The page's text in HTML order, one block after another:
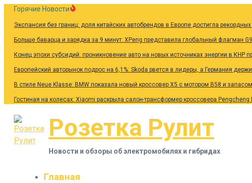
Перейти
Горячие Новости
Экспансия без границ: доля китайских автобрендов в Европе достигла рекордных
Больше баварца и зарядка за 9 минут: XPeng представила глобальный флагман
Конец эпохи субсидий: проникновение авто на новых источниках энергии в КНР
Европейский авторынок подрос на 6,1%: Skoda рвется в лидеры, а Германия
В стиле Neue Klasse: BMW показала новый кроссовер X5 с мотором B58 и
Гостиная на колесах: Xiaomi раскрыла салон-трансформер кроссовера Pengcheng
Розетка Рулит
Новости и обзоры об электромобилях и гибридах
Главная